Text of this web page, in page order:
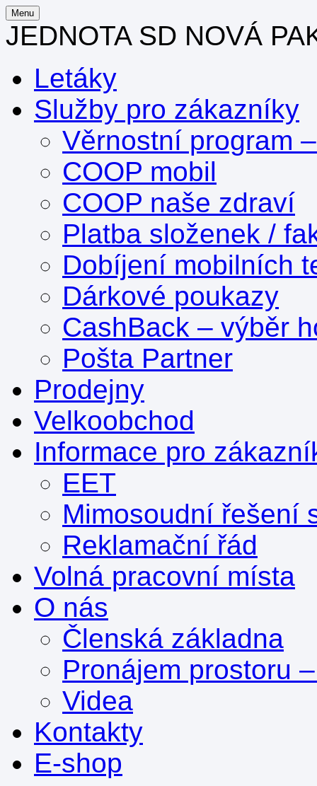
Menu
JEDNOTA SD NOVÁ
Letáky
Služby pro zákazníky
Věrnostní program
COOP mobil
COOP naše zdraví
Platba složenek /
Dobíjení mobilních
Dárkové poukazy
CashBack – výběr
Pošta Partner
Prodejny
Velkoobchod
Informace pro
EET
Mimosoudní řešení
Reklamační řád
Volná pracovní místa
O nás
Členská základna
Pronájem prostoru
Videa
Kontakty
E-shop